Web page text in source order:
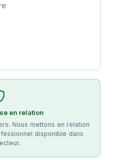
en relation
Nous mettons en relation
disponible dans